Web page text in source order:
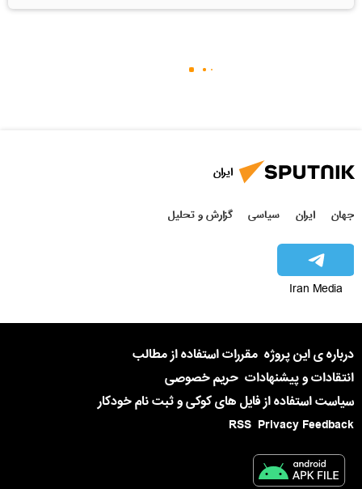
ایران
جهان ایران سیاسی گزارش و تحلیل
Iran Media
درباره ی این پروژه مقررات استفاده از مطالب
انتقادات و پیشنهادات حریم خصوصی
سیاست استفاده از فایل های کوکی و ثبت نام خودکار
Privacy Feedback
RSS